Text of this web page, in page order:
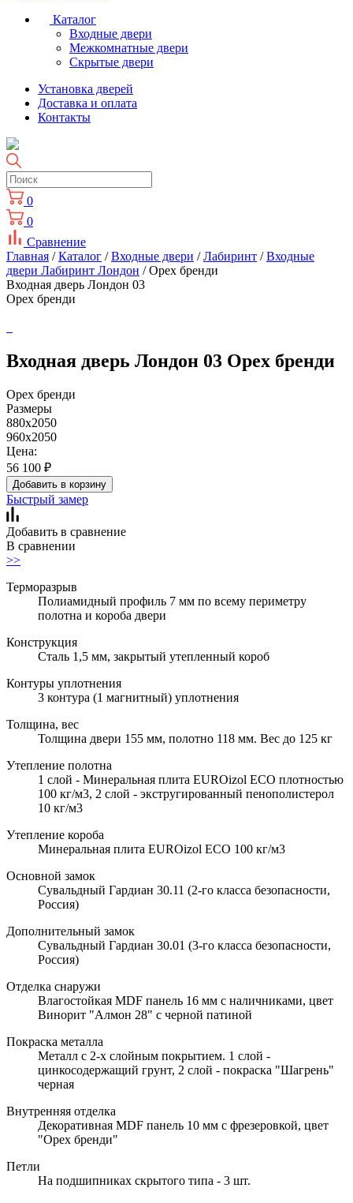
Каталог
Входные двери
Межкомнатные двери
Скрытые двери
Установка дверей
Доставка и оплата
Контакты
0
0
Сравнение
Главная /Каталог /Входные двери /Лабиринт /Входные
двери Лабиринт Лондон / Орех бренди
Входная дверь Лондон 03
Орех бренди
Входная дверь Лондон 03 Орех бренди
Орех бренди
Размеры
880x2050
960x2050
Цена:
56 100 ₽
Добавить в корзину
Быстрый замер
Добавить в сравнение
В сравнении
>>
Терморазрыв
Полиамидный профиль 7 мм по всему периметру
полотна и короба двери
Конструкция
Сталь 1,5 мм, закрытый утепленный короб
Контуры уплотнения
3 контура (1 магнитный) уплотнения
Толщина, вес
Толщина двери 155 мм, полотно 118 мм. Вес до 125 кг
Утепление полотна
1 слой - Минеральная плита EUROizol ECO плотностью
100 кг/м3, 2 слой - экстругированный пенополистерол
10 кг/м3
Утепление короба
Минеральная плита EUROizol ECO 100 кг/м3
Основной замок
Сувальдный Гардиан 30.11 (2-го класса безопасности,
Россия)
Дополнительный замок
Сувальдный Гардиан 30.01 (3-го класса безопасности,
Россия)
Отделка снаружи
Влагостойкая MDF панель 16 мм с наличниками, цвет
Винорит "Алмон 28" с черной патиной
Покраска металла
Металл с 2-х слойным покрытием. 1 слой -
цинкосодержащий грунт, 2 слой - покраска "Шагрень"
черная
Внутренняя отделка
Декоративная MDF панель 10 мм с фрезеровкой, цвет
"Орех бренди"
Петли
На подшипниках скрытого типа - 3 шт.